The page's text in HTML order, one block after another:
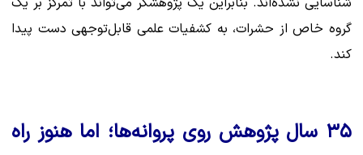
گروه خاص از حشرات، به کشفیات علمی قابل‌توجهی دست پیدا
کند.
۳۵ سال پژوهش روی پروانه‌ها؛ اما هنوز راه